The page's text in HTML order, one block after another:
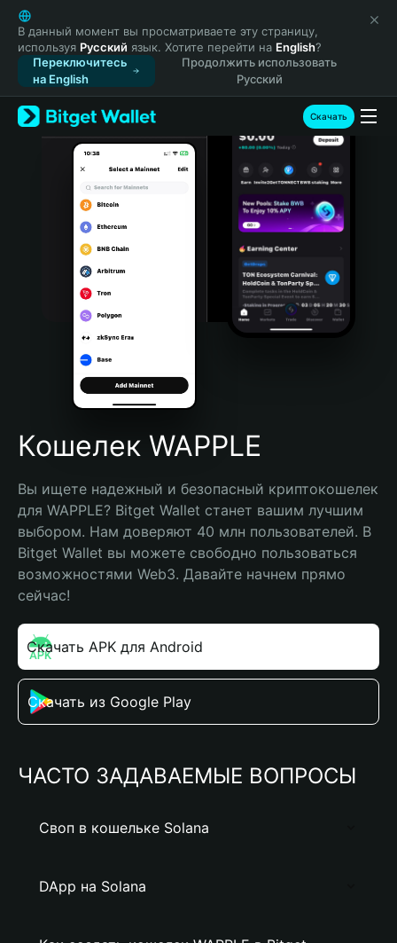
English
日本語
Tiếng Việt
Русский
Español (Latinoamérica)
Türkçe
Italiano
Português (Portugal)
Bahasa Indonesia
Português (Brasil)
Español (Argentina)
В данный момент вы просматриваете эту страницу,
используя Русский язык. Хотите перейти на English?
Переключитесь
на English
Продолжить использовать
Русский
Скачать
Кошелек WAPPLE
Вы ищете надежный и безопасный криптокошелек
для WAPPLE? Bitget Wallet станет вашим лучшим
выбором. Нам доверяют 40 млн пользователей. В
Bitget Wallet вы можете свободно пользоваться
возможностями Web3. Давайте начнем прямо
сейчас!
Скачать APK для Android
Скачать из Google Play
ЧАСТО ЗАДАВАЕМЫЕ ВОПРОСЫ
Своп в кошельке Solana
DApp на Solana